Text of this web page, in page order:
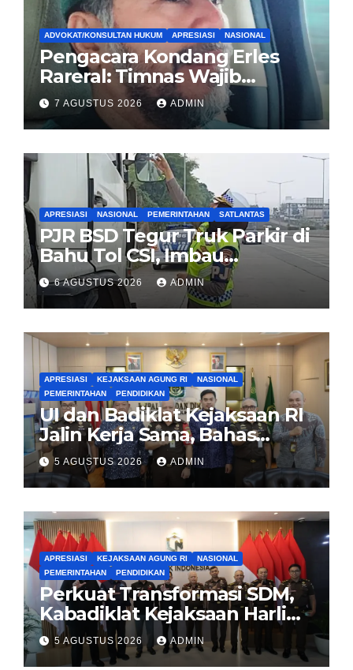
ADVOKAT/KONSULTAN HUKUM APRESIASI NASIONAL
Pengacara Kondang Erles
Rareral: Timnas Wajib
Menang Lawan Singapura,
Jadi Kado HUT Kemerdekaan
untuk Rakyat
7 AGUSTUS 2026 ADMIN
APRESIASI NASIONAL PEMERINTAHAN SATLANTAS
PJR BSD Tegur Truk Parkir di
Bahu Tol CSI, Imbau
Pengendara Tertib
6 AGUSTUS 2026 ADMIN
APRESIASI KEJAKSAAN AGUNG RI
NASIONAL
PEMERINTAHAN
PENDIDIKAN
UI dan Badiklat Kejaksaan RI
Jalin Kerja Sama, Bahas
Pembentukan Pusat Studi
Kajian Kejaksaan
5 AGUSTUS 2026 ADMIN
APRESIASI KEJAKSAAN AGUNG RI
NASIONAL
PEMERINTAHAN
PENDIDIKAN
Perkuat Transformasi SDM,
Kabadiklat Kejaksaan Harli
Siregar Jalin Sinergi dengan
LAN RI
5 AGUSTUS 2026 ADMIN